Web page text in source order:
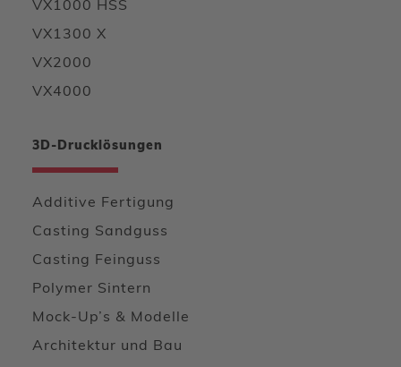
VX1000 HSS
VX1300 X
VX2000
VX4000
3D-Drucklösungen
Additive Fertigung
Casting Sandguss
Casting Feinguss
Polymer Sintern
Mock-Up’s & Modelle
Architektur und Bau